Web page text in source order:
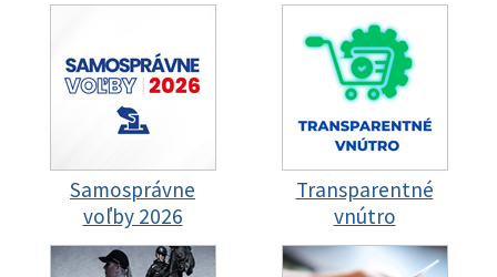
Samosprávne
voľby 2026
Transparentné
vnútro